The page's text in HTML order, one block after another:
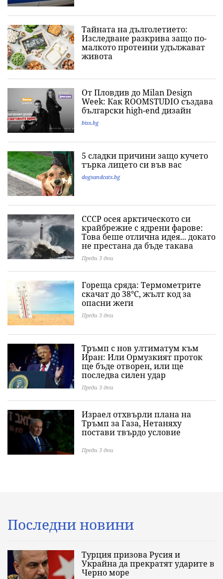
Тайната на дълголетието:
Изследване разкрива защо по-
малкото протеини удължават
живота
От Пловдив до Milan Design
Week: Как ROOMSTUDIO създава
български high-end дизайн
biss.bg
5 сладки причини защо кучето
търка лицето си във вас
dogsandcats.bg
СССР осея арктическото си
крайбрежие с ядрени фарове:
Това беше отлична идея... докато
не престана да бъде такава
Преди 3 дни
Гореща сряда: Термометрите
скачат до 38°C, жълт код за
опасни жеги
Преди 3 дни
Тръмп с нов ултиматум към
Иран: Или Ормузкият проток
ще бъде отворен, или ще
последва силен удар
Преди 3 дни
Израел отхвърли плана на
Тръмп за Газа, Нетаняху
постави твърдо условие
Преди 3 дни
Последни новини
Турция призова Русия и
Украйна да прекратят ударите в
Черно море